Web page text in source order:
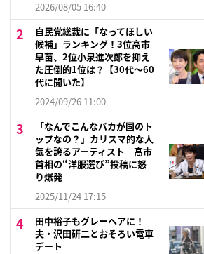
2026/08/05 16:40
自民党総裁に「なってほしい
候補」ランキング！3位高市
早苗、2位小泉進次郎を抑え
た圧倒的1位は？【30代〜60
代に聞いた】
2024/09/26 11:00
「なんでこんなバカが国のト
ップなの？」カリスマ的な人
気を誇るアーティスト 高市
首相の“洋服選び”投稿に怒
り爆発
2025/11/24 17:15
田中裕子もグレーヘアに！
夫・沢田研二とおそろい電車
デート